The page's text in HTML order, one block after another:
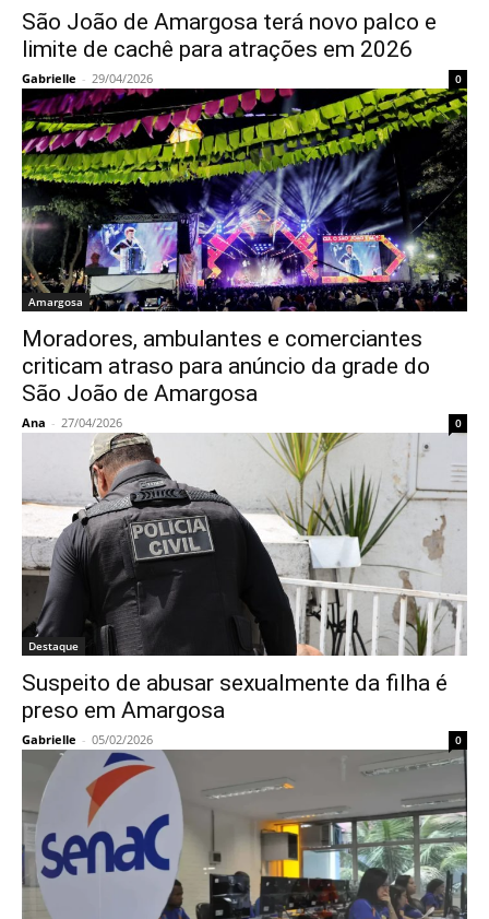
São João de Amargosa terá novo palco e
limite de cachê para atrações em 2026
Gabrielle - 29/04/2026 0
Amargosa
Moradores, ambulantes e comerciantes
criticam atraso para anúncio da grade do
São João de Amargosa
Ana - 27/04/2026 0
Destaque
Suspeito de abusar sexualmente da filha é
preso em Amargosa
Gabrielle - 05/02/2026 0